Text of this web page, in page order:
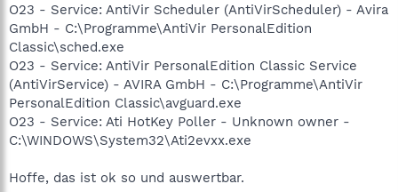
O23 - Service: AntiVir Scheduler (AntiVirScheduler) - Avira
GmbH - C:\Programme\AntiVir PersonalEdition
Classic\sched.exe
O23 - Service: AntiVir PersonalEdition Classic Service
(AntiVirService) - AVIRA GmbH - C:\Programme\AntiVir
PersonalEdition Classic\avguard.exe
O23 - Service: Ati HotKey Poller - Unknown owner -
C:\WINDOWS\System32\Ati2evxx.exe
Hoffe, das ist ok so und auswertbar.